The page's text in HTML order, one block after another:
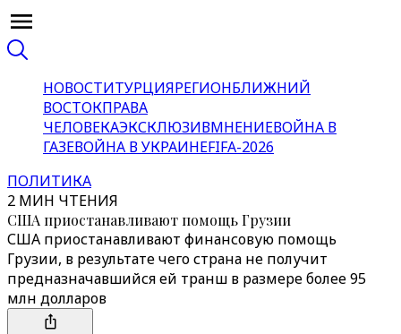
НОВОСТИТУРЦИЯРЕГИОНБЛИЖНИЙ
ВОСТОКПРАВА
ЧЕЛОВЕКАЭКСКЛЮЗИВМНЕНИЕВОЙНА В
ГАЗЕВОЙНА В УКРАИНЕFIFA-2026
ПОЛИТИКА
2 МИН ЧТЕНИЯ
США приостанавливают помощь Грузии
США приостанавливают финансовую помощь
Грузии, в результате чего страна не получит
предназначавшийся ей транш в размере более 95
млн долларов